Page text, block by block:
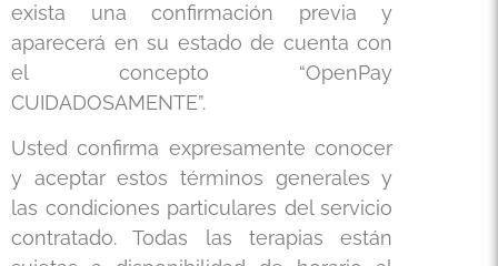
exista una confirmación previa y
aparecerá en su estado de cuenta con
el concepto “OpenPay
CUIDADOSAMENTE”.
Usted confirma expresamente conocer
y aceptar estos términos generales y
las condiciones particulares del servicio
contratado. Todas las terapias están